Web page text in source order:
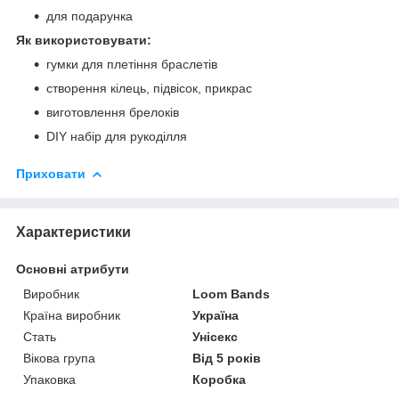
для подарунка
Як використовувати:
гумки для плетіння браслетів
створення кілець, підвісок, прикрас
виготовлення брелоків
DIY набір для рукоділля
Приховати
Характеристики
Основні атрибути
Виробник
Loom Bands
Країна виробник
Україна
Стать
Унісекс
Вікова група
Від 5 років
Упаковка
Коробка